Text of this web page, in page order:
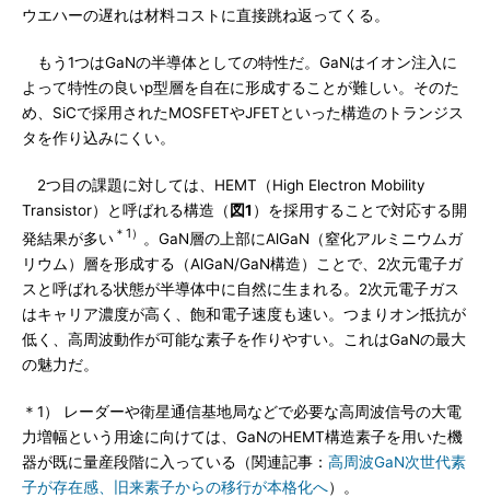
ウエハーの遅れは材料コストに直接跳ね返ってくる。
もう1つはGaNの半導体としての特性だ。GaNはイオン注入に
よって特性の良いp型層を自在に形成することが難しい。そのた
め、SiCで採用されたMOSFETやJFETといった構造のトランジス
タを作り込みにくい。
2つ目の課題に対しては、HEMT（High Electron Mobility
Transistor）と呼ばれる構造（ 図1 ）を採用することで対応する開
発結果が多い ＊1）
。GaN層の上部にAlGaN（窒化アルミニウムガ
リウム）層を形成する（AlGaN/GaN構造）ことで、2次元電子ガ
スと呼ばれる状態が半導体中に自然に生まれる。2次元電子ガス
はキャリア濃度が高く、飽和電子速度も速い。つまりオン抵抗が
低く、高周波動作が可能な素子を作りやすい。これはGaNの最大
の魅力だ。
＊1） レーダーや衛星通信基地局などで必要な高周波信号の大電
力増幅という用途に向けては、GaNのHEMT構造素子を用いた機
器が既に量産段階に入っている（関連記事： 高周波GaN次世代素
子が存在感、旧来素子からの移行が本格化へ）。